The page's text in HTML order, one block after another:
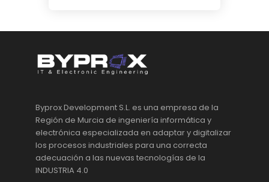
Byprox Development S.L. es una empresa de la
Región de Murcia de ingeniería informática y
electrónica especializada en adaptar y digitalizar
los procesos industriales para una correcta
adecuación a las nuevas tecnologías de la
INDUSTRIA 4.0